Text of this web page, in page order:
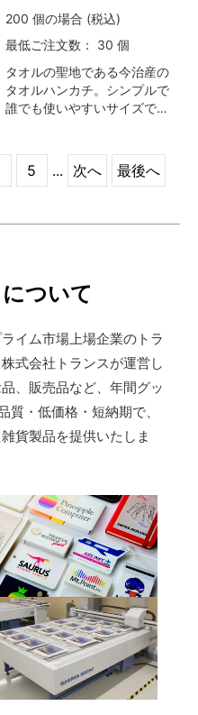
200 個の場合 (税込)
最低ご注文数： 30 個
タオルの聖地である今治産の
タオルハンカチ。シンプルで
誰でも使いやすいサイズで
5 ... 次へ 最後へ
ついて
イム市場上場企業のトラ
式会社トランスが運営し
、販売品など、年間グッ
・低価格・短納期で、
貨製品を提供いたしま